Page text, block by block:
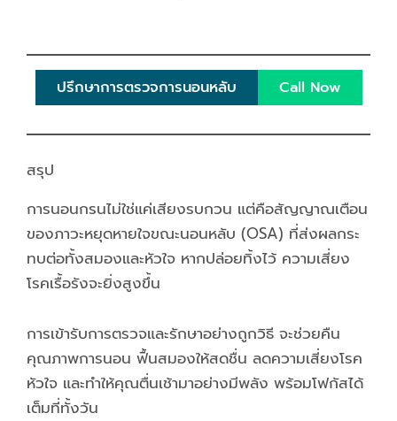
ปรึกษาการตรวจการนอนหลับ Call Now
สรุป
การนอนกรนไม่ใช่แค่เสียงรบกวน แต่คือสัญญาณเตือน
ของภาวะหยุดหายใจขณะนอนหลับ (OSA) ที่ส่งผลกระ
ทบต่อทั้งสมองและหัวใจ หากปล่อยทิ้งไว้ ความเสี่ยง
โรคเรื้อรังจะยิ่งสูงขึ้น
การเข้ารับการตรวจและรักษาอย่างถูกวิธี จะช่วยคืน
คุณภาพการนอน ฟื้นสมองให้สดชื่น ลดความเสี่ยงโรค
หัวใจ และทำให้คุณตื่นเช้ามาอย่างมีพลัง พร้อมโฟกัสได้
เต็มที่ทั้งวัน